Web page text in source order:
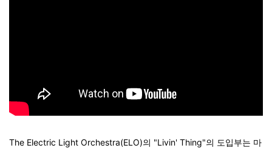
The Electric Light Orchestra(ELO)의 "Livin' Thing"의 도입부는 마